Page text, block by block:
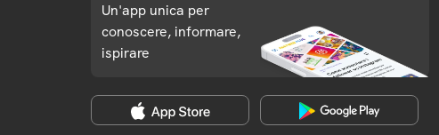
Un'app unica per
conoscere, informare,
ispirare